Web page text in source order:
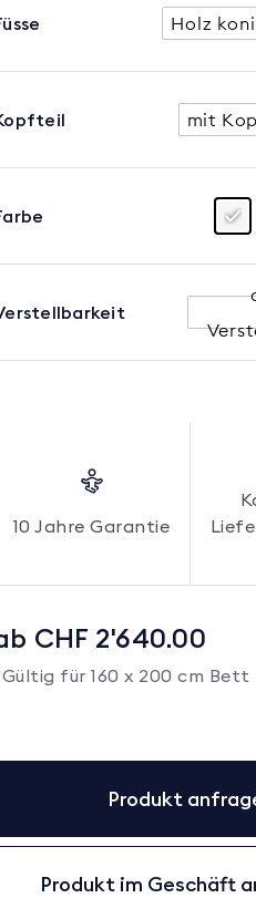
Holz
mit
10 Jahre Garantie
CHF 2'640.00
für 160 x 200 cm
Produkt
Produkt im Geschäft